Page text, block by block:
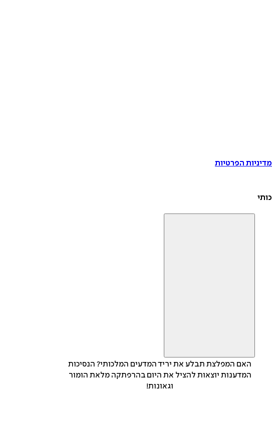
הפרטיות
האם המפלצת תבלע את יריד המדעים המלכותי? הנסיכות
המדענות יוצאות להציל את היום בהרפתקה מלאת הומור
וגאונות!